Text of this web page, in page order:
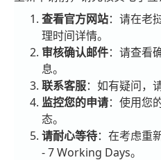
查看官方网站：请在老
理时间详情。
审核确认邮件：请查看
息。
联系客服：如有疑问，
监控您的申请：使用您
态。
请耐心等待：在考虑重
- 7 Working Days。